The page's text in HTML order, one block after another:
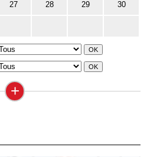
27 28 29 30
+